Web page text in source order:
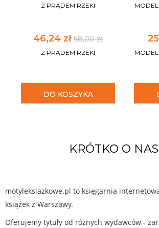
Z PRĄDEM RZEKI
46,24 zł 68,00 zł
Z PRĄDEM RZEKI
DO KOSZYKA
MODEL
MODEL
KRÓTKO O
motyleksiazkowe.pl to księgarnia
książek z Warszawy.
Oferujemy tytuły od różnych wydawców -